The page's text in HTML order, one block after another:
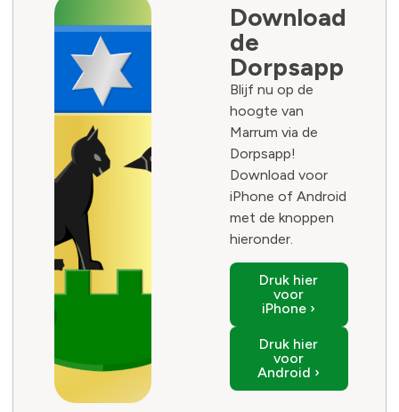
Download
de
Dorpsapp
Blijf nu op de
hoogte van
Marrum via de
Dorpsapp!
Download voor
iPhone of Android
met de knoppen
hieronder.
Druk hier
voor
iPhone ›
Druk hier
voor
Android ›